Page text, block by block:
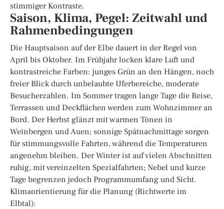
stimmiger Kontraste.
Saison, Klima, Pegel: Zeitwahl und
Rahmenbedingungen
Die Hauptsaison auf der Elbe dauert in der Regel von
April bis Oktober. Im Frühjahr locken klare Luft und
kontrastreiche Farben: junges Grün an den Hängen, noch
freier Blick durch unbelaubte Uferbereiche, moderate
Besucherzahlen. Im Sommer tragen lange Tage die Reise,
Terrassen und Deckflächen werden zum Wohnzimmer an
Bord. Der Herbst glänzt mit warmen Tönen in
Weinbergen und Auen; sonnige Spätnachmittage sorgen
für stimmungsvolle Fahrten, während die Temperaturen
angenehm bleiben. Der Winter ist auf vielen Abschnitten
ruhig, mit vereinzelten Spezialfahrten; Nebel und kurze
Tage begrenzen jedoch Programmumfang und Sicht.
Klimaorientierung für die Planung (Richtwerte im
Elbtal):